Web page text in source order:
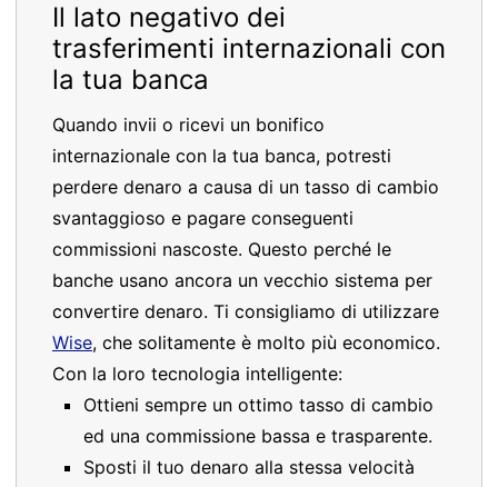
Il lato negativo dei
trasferimenti internazionali con
la tua banca
Quando invii o ricevi un bonifico
internazionale con la tua banca, potresti
perdere denaro a causa di un tasso di cambio
svantaggioso e pagare conseguenti
commissioni nascoste. Questo perché le
banche usano ancora un vecchio sistema per
convertire denaro. Ti consigliamo di utilizzare
Wise, che solitamente è molto più economico.
Con la loro tecnologia intelligente:
Ottieni sempre un ottimo tasso di cambio
ed una commissione bassa e trasparente.
Sposti il tuo denaro alla stessa velocità